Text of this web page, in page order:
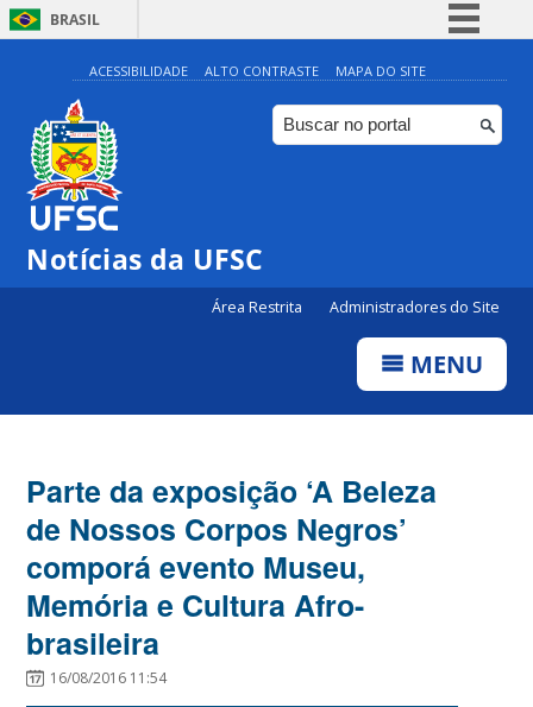
BRASIL
Simplifique!
Comunica BR
Participe
ACESSIBILIDADE ALTO CONTRASTE MAPA DO SITE
Notícias da UFSC
Área Restrita Administradores do Site
MENU
Parte da exposição ‘A Beleza
de Nossos Corpos Negros’
comporá evento Museu,
Memória e Cultura Afro-
brasileira
16/08/2016 11:54